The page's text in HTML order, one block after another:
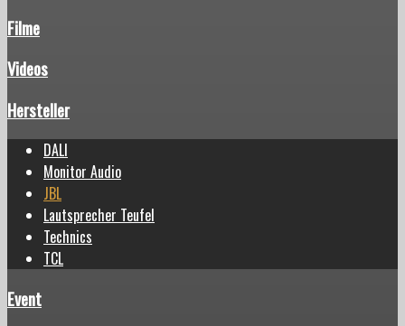
Filme
Videos
Hersteller
DALI
Monitor Audio
JBL
Lautsprecher Teufel
Technics
TCL
Event